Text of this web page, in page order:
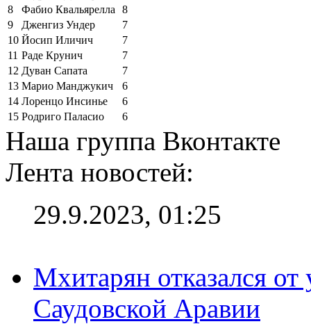
8
Фабио Квальярелла
8
9
Дженгиз Ундер
7
10 Йосип Иличич
7
11 Раде Крунич
7
12 Дуван Сапата
7
13 Марио Манджукич
6
14 Лоренцо Инсинье
6
15 Родриго Паласио 6
Наша группа Вконтакте
Лента новостей:
29.9.2023, 01:25
Мхитарян отказался от
Саудовской Аравии